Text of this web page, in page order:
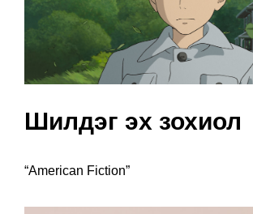
Шилдэг эх зохиол
“American Fiction”